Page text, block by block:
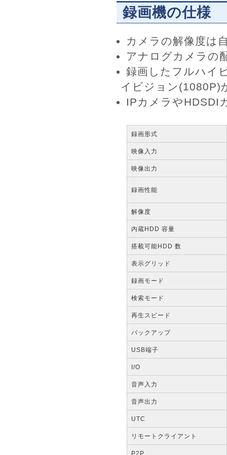
録画機の仕様
カメラの解像度は
アナログカメラの
録画したフルハイ
イビジョン(1080P)
IPカメラやHDSDI
録画形式
映像入力
映像出力
録画性能
解像度
内蔵HDD 容量
搭載可能HDD 数
表示グリッド
録画モード
検索モード
再生スピード
バックアップ
USB端子
I/O
音声入力
音声出力
UTC
リモートクライアント
P2P